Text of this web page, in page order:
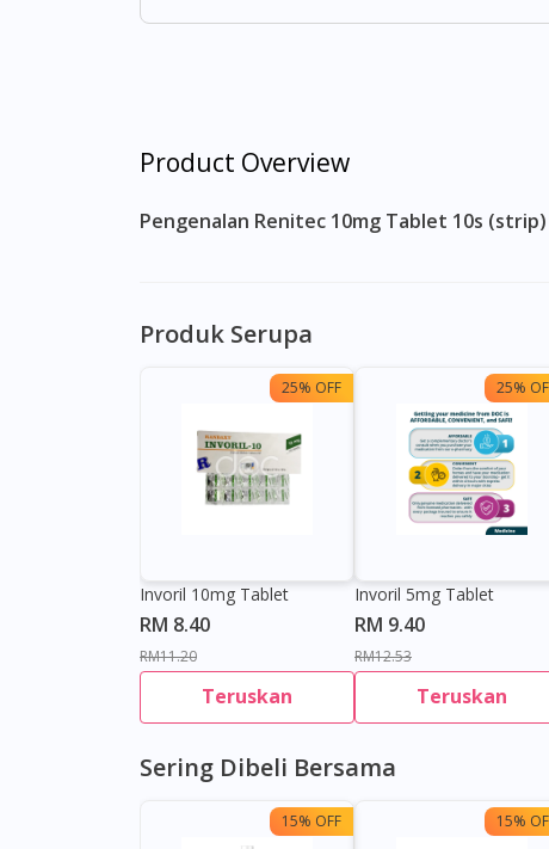
Product Overview
Pengenalan Renitec 10mg Tablet 10s (strip)
Produk Serupa
25% OFF
Invoril 10mg Tablet
RM 8.40
RM11.20
Teruskan
25%
Invoril 5mg Tablet
RM 9.40
RM12.53
Teruskan
Sering Dibeli Bersama
15% OFF 15%